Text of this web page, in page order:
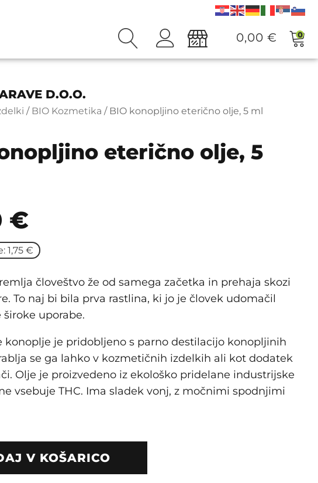
0,00 € 0
D.O.O.
/ BIO Kozmetika / BIO konopljino eterično olje, 5 ml
eterično olje, 5
€
1,75 €
človeštvo že od samega začetka in prehaja skozi
To naj bi bila prva rastlina, ki jo je človek udomačil
široke uporabe.
konoplje je pridobljeno s parno destilacijo konopljinih
se ga lahko v kozmetičnih izdelkih ali kot dodatek
Olje je proizvedeno iz ekološko pridelane industrijske
vsebuje THC. Ima sladek vonj, z močnimi spodnjimi
V KOŠARICO